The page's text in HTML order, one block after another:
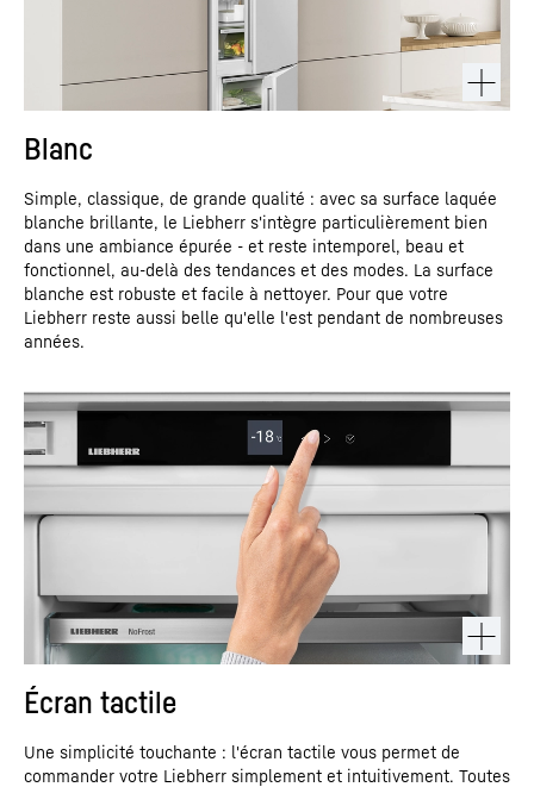
Blanc
Simple, classique, de grande qualité : avec sa surface laquée
blanche brillante, le Liebherr s'intègre particulièrement bien
dans une ambiance épurée - et reste intemporel, beau et
fonctionnel, au-delà des tendances et des modes. La surface
blanche est robuste et facile à nettoyer. Pour que votre
Liebherr reste aussi belle qu'elle l'est pendant de nombreuses
années.
Écran tactile
Une simplicité touchante : l'écran tactile vous permet de
commander votre Liebherr simplement et intuitivement. Toutes